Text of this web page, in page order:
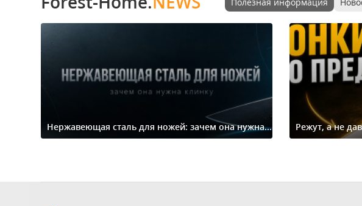
Нержавеющая сталь для ножей: зачем она нужна... Режут, а не